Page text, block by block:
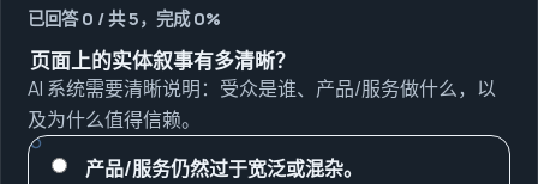
已回答 0 / 共 5，完成 0%
页面上的实体叙事有多清晰？
AI 系统需要清晰说明：受众是谁、产品/服务做什么，以
及为什么值得信赖。
产品/服务仍然过于宽泛或混杂。